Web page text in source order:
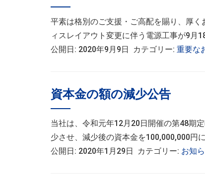
平素は格別のご支援・ご高配を賜り、厚
ィスレイアウト変更に伴う電源工事が9月
公開日: 2020年9月9日 カテゴリー: 重要な
資本金の額の減少公告
当社は、令和元年12月20日開催の第48期
少させ、減少後の資本金を100,000,000
公開日: 2020年1月29日 カテゴリー: お知